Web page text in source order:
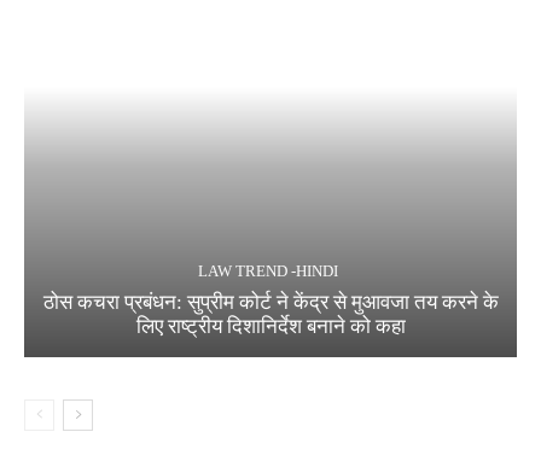
LAW TREND -HINDI
ठोस कचरा प्रबंधन: सुप्रीम कोर्ट ने केंद्र से मुआवजा तय करने के
लिए राष्ट्रीय दिशानिर्देश बनाने को कहा